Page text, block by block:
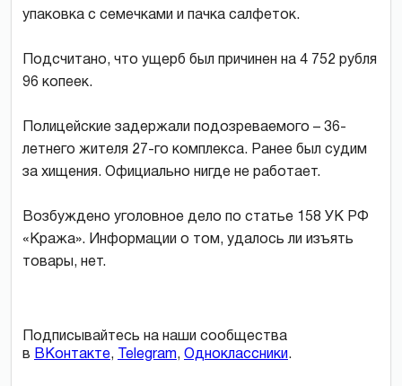
упаковка с семечками и пачка салфеток.
Подсчитано, что ущерб был причинен на 4 752 рубля
96 копеек.
Полицейские задержали подозреваемого – 36-
летнего жителя 27-го комплекса. Ранее был судим
за хищения. Официально нигде не работает.
Возбуждено уголовное дело по статье 158 УК РФ
«Кража». Информации о том, удалось ли изъять
товары, нет.
Подписывайтесь на наши сообщества
в ВКонтакте, Telegram, Одноклассники.